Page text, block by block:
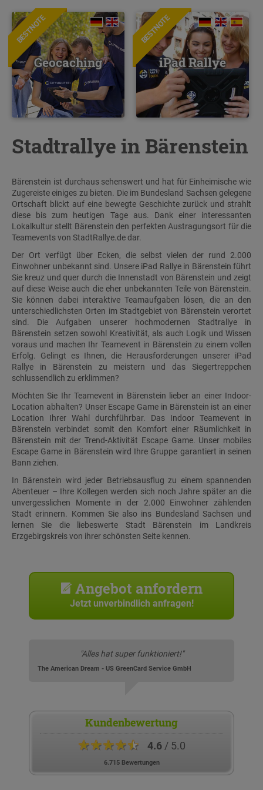
BESTNOTE
Geocaching
BESTNOTE
iPad Rallye
Stadtrallye in Bärenstein
Bärenstein ist durchaus sehenswert und hat für Einheimische wie
Zugereiste einiges zu bieten. Die im Bundesland Sachsen gelegene
Ortschaft blickt auf eine bewegte Geschichte zurück und strahlt
diese bis zum heutigen Tage aus. Dank einer interessanten
Lokalkultur stellt Bärenstein den perfekten Austragungsort für die
Teamevents von StadtRallye.de dar.
Der Ort verfügt über Ecken, die selbst vielen der rund 2.000
Einwohner unbekannt sind. Unsere iPad Rallye in Bärenstein führt
Sie kreuz und quer durch die Innenstadt von Bärenstein und zeigt
auf diese Weise auch die eher unbekannten Teile von Bärenstein.
Sie können dabei interaktive Teamaufgaben lösen, die an den
unterschiedlichsten Orten im Stadtgebiet von Bärenstein verortet
sind. Die Aufgaben unserer hochmodernen Stadtrallye in
Bärenstein setzen sowohl Kreativität, als auch Logik und Wissen
voraus und machen Ihr Teamevent in Bärenstein zu einem vollen
Erfolg. Gelingt es Ihnen, die Herausforderungen unserer iPad
Rallye in Bärenstein zu meistern und das Siegertreppchen
schlussendlich zu erklimmen?
Möchten Sie Ihr Teamevent in Bärenstein lieber an einer Indoor-
Location abhalten? Unser Escape Game in Bärenstein ist an einer
Location Ihrer Wahl durchführbar. Das Indoor Teamevent in
Bärenstein verbindet somit den Komfort einer Räumlichkeit in
Bärenstein mit der Trend-Aktivität Escape Game. Unser mobiles
Escape Game in Bärenstein wird Ihre Gruppe garantiert in seinen
Bann ziehen.
In Bärenstein wird jeder Betriebsausflug zu einem spannenden
Abenteuer – Ihre Kollegen werden sich noch Jahre später an die
unvergesslichen Momente in der 2.000 Einwohner zählenden
Stadt erinnern. Kommen Sie also ins Bundesland Sachsen und
lernen Sie die liebeswerte Stadt Bärenstein im Landkreis
Erzgebirgskreis von ihrer schönsten Seite kennen.
Angebot anfordern
Jetzt unverbindlich anfragen!
"Alles hat super funktioniert!"
The American Dream - US GreenCard Service GmbH
Kundenbewertung
★★★★★ 4.6/ 5.0
6.715 Bewertungen